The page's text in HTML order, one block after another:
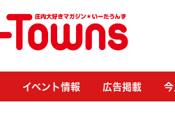
イベント情報 広告掲載